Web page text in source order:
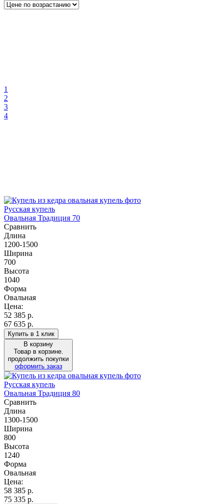
1
2
3
4
Русская купель
Овальная Традиция 70
Сравнить
Длина
1200-1500
Ширина
700
Высота
1040
Форма
Овальная
Цена:
52 385 р.
67 635 р.
Купить в 1 клик
В корзину
Товар в корзине.
продолжить покупки
оформить заказ
Русская купель
Овальная Традиция 80
Сравнить
Длина
1300-1500
Ширина
800
Высота
1240
Форма
Овальная
Цена:
58 385 р.
75 335 р.